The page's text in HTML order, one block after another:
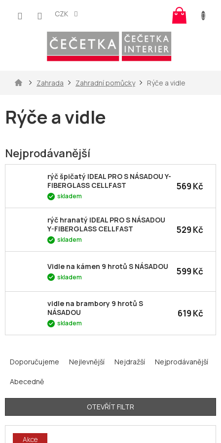
CZK
košík
DomůZahrada Zahradní pomůcky Rýče a vidle
Rýče a vidle
Nejprodávanější
rýč špičatý IDEAL PRO S NÁSADOU Y-
FIBERGLASS CELLFAST
skladem
569 Kč
rýč hranatý IDEAL PRO S NÁSADOU
Y-FIBERGLASS CELLFAST
skladem
529 Kč
Vidle na kámen 9 hrotů S NÁSADOU
skladem 599 Kč
vidle na brambory 9 hrotů S
NÁSADOU
skladem
619 Kč
a
e
n
p
Doporučujeme Nejlevnější Nejdražší Nejprodávanější
Abecedně
OTEVŘÍT FILTR
V
Akce